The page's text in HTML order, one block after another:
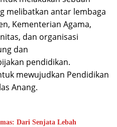
melibatkan antar lembaga
Kementerian Agama,
dan organisasi
dan
pendidikan.
mewujudkan Pendidikan
Anang.
Dari Senjata Lebah